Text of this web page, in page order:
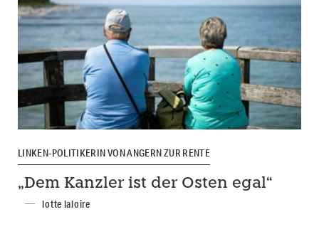
LINKEN-POLITIKERIN VON ANGERN ZUR RENTE
„Dem Kanzler ist der Osten egal“
lotte laloire